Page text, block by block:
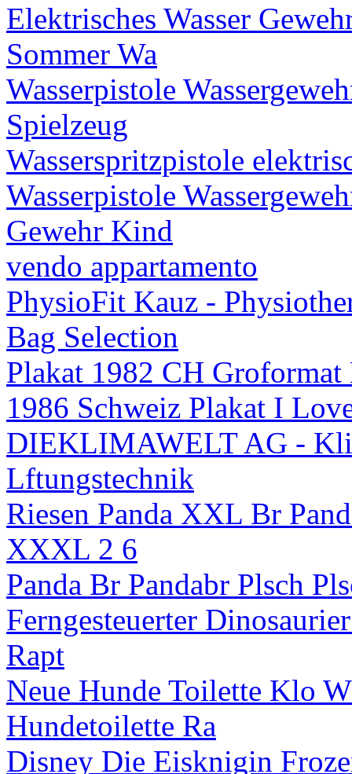
Elektrisches Wasser
Sommer Wa
Wasserpistole
Spielzeug
Wasserspritzpistole
Wasserpistole
Gewehr Kind
vendo appartamento
PhysioFit Kauz -
Bag Selection
Plakat 1982 CH
1986 Schweiz Plakat I
DIEKLIMAWELT AG -
Lftungstechnik
Riesen Panda XXL Br
XXXL 2 6
Panda Br Pandabr Plsch
Ferngesteuerter
Rapt
Neue Hunde Toilette Klo
Hundetoilette Ra
Disney Die Eisknigin